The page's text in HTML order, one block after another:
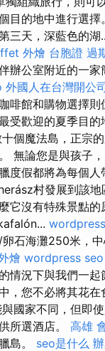
目的地中進行選
三天，深藍色的湖
外燴 台胞證 過
辦公室附近的一
外國人在台灣開公
啡館和購物選擇
受歡迎的夏季目
個魔法島，正宗
無論您是與孩子
度假都將為每個人
村發展到該
它沒有特殊景點
wordpress
石海灘250米，中
燴 wordpress seo
情況下與我們一
，您不必將其花在
國家不同，但即
所選酒店。 高雄
島。 seo是什么